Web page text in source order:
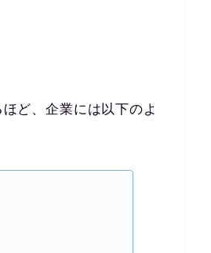
ど、企業には以下のよ